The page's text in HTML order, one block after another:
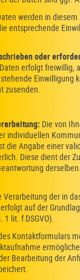
werden in
entsprechende
oder
erfolgt freiwillig,
Einwilligung
zusenden.
Die von
individuellen
die Angabe einer
Diese dient der
Verarbeitung der in
auf der
1 lit. f DSGVO).
Kontaktformulars
Bearbeitung der